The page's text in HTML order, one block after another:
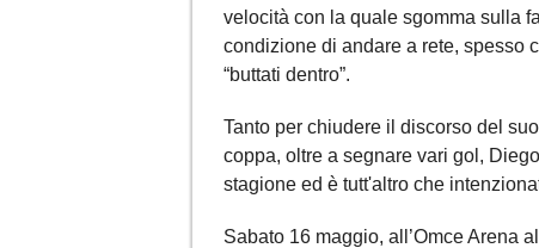
velocità con la quale sgomma sulla
condizione di andare a rete, spesso
“buttati dentro”.
Tanto per chiudere il discorso del
coppa, oltre a segnare vari gol,
stagione ed è tutt'altro che
Sabato 16 maggio, all’Omce Arena